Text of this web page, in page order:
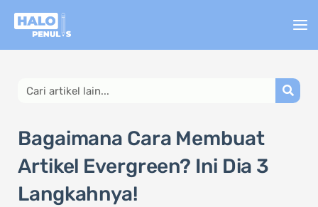
Lewati
Search
Bagaimana Cara Membuat
Artikel Evergreen? Ini Dia 3
Langkahnya!